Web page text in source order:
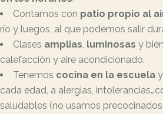
Contamos con patio propio al
río y luegos, al que podemos salir
Clases amplias luminosas y
calefacción y aire acondicionado.
Tenemos cocina en la escuela
cada edad, a alergias,
saludables (no usamos